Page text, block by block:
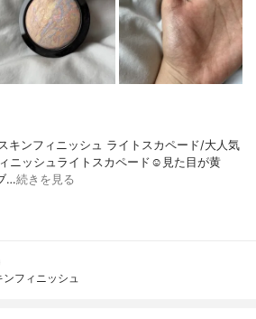
キンフィニッシュ ライトスカペード/大人気
ニッシュライトスカペード☺️見た目が黄
…続きを見る
ンフィニッシュ